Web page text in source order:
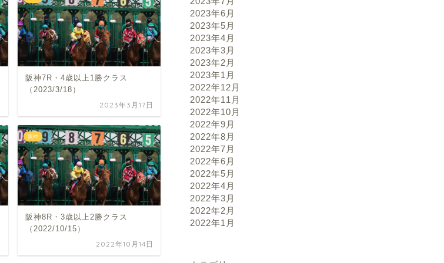
阪神7R・4歳以上1勝クラス
（2023/3/18）
2023年3月17日
阪神
阪神8R・3歳以上2勝クラス
（2022/10/15）
2022年10月14日
2023年6月
2023年5月
2023年4月
2023年3月
2023年2月
2023年1月
2022年12月
2022年11月
2022年10月
2022年9月
2022年8月
2022年7月
2022年6月
2022年5月
2022年4月
2022年3月
2022年2月
2022年1月